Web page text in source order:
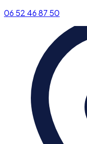
06 52 46 87 50